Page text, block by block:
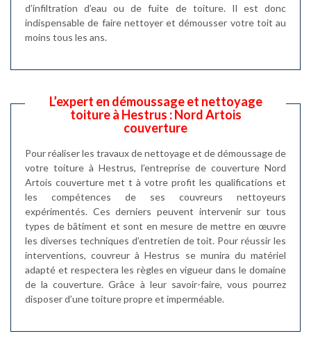
d’infiltration d’eau ou de fuite de toiture. Il est donc
indispensable de faire nettoyer et démousser votre toit au
moins tous les ans.
L’expert en démoussage et nettoyage
toiture à Hestrus : Nord Artois
couverture
Pour réaliser les travaux de nettoyage et de démoussage de
votre toiture à Hestrus, l’entreprise de couverture Nord
Artois couverture met t à votre profit les qualifications et
les compétences de ses couvreurs nettoyeurs
expérimentés. Ces derniers peuvent intervenir sur tous
types de bâtiment et sont en mesure de mettre en œuvre
les diverses techniques d’entretien de toit. Pour réussir les
interventions, couvreur à Hestrus se munira du matériel
adapté et respectera les règles en vigueur dans le domaine
de la couverture. Grâce à leur savoir-faire, vous pourrez
disposer d’une toiture propre et imperméable.